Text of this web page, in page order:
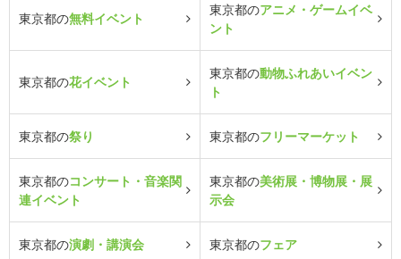
東京都の無料イベント
東京都のアニメ・ゲームイベ
ント
東京都の花イベント
東京都の動物ふれあいイベン
ト
東京都の祭り 東京都のフリーマーケット
東京都のコンサート・音楽関
連イベント
東京都の美術展・博物展・展
示会
東京都の演劇・講演会 東京都のフェア